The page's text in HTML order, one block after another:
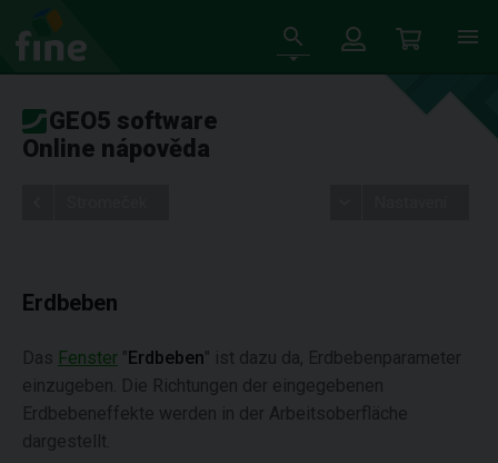
GEO5 software
Online nápověda
Erdbeben
Das Fenster "Erdbeben" ist dazu da, Erdbebenparameter
einzugeben. Die Richtungen der eingegebenen
Erdbebeneffekte werden in der Arbeitsoberfläche
dargestellt.